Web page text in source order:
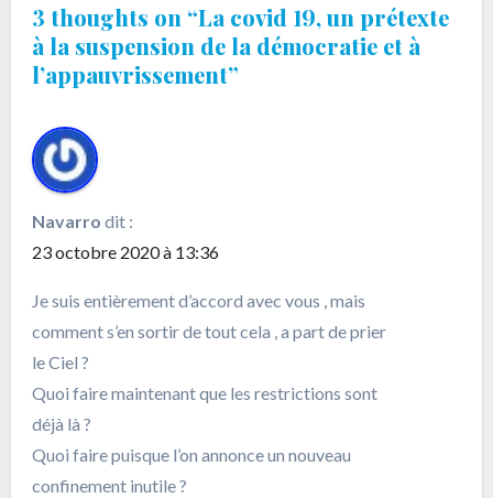
3 thoughts on “La covid 19, un prétexte
à la suspension de la démocratie et à
l’appauvrissement”
Navarro dit :
23 octobre 2020 à 13:36
Je suis entièrement d’accord avec vous , mais
comment s’en sortir de tout cela , a part de prier
le Ciel ?
Quoi faire maintenant que les restrictions sont
déjà là ?
Quoi faire puisque l’on annonce un nouveau
confinement inutile ?